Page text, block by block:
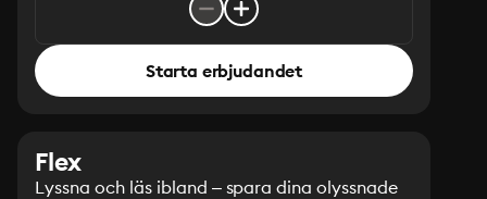
Starta erbjudandet
Flex
Lyssna och läs ibland – spara dina olyssnade